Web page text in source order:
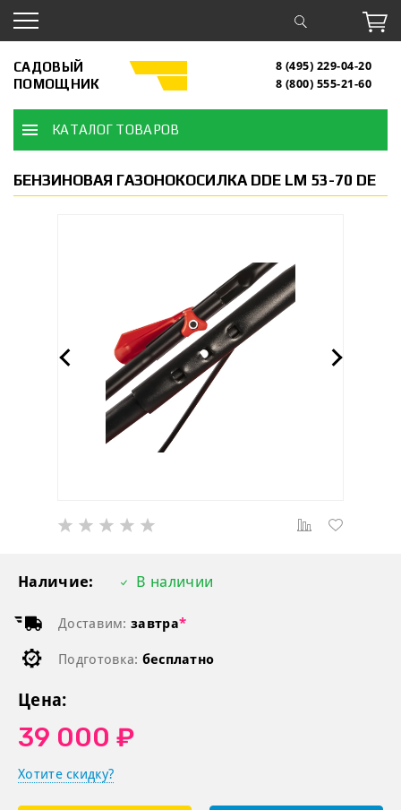
САДОВЫЙ
ПОМОЩНИК
8 (495) 229-04-20
8 (800) 555-21-60
КАТАЛОГ ТОВАРОВ
БЕНЗИНОВАЯ ГАЗОНОКОСИЛКА DDE LM 53-70 DE
Наличие: В наличии
Доставим: завтра*
Подготовка: бесплатно
Цена:
39 000 ₽
Хотите скидку?